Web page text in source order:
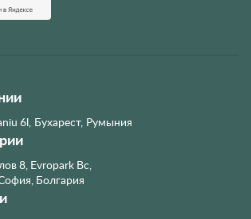
6l, Бухарест, Румыния
8, Evropark Bc,
Болгария